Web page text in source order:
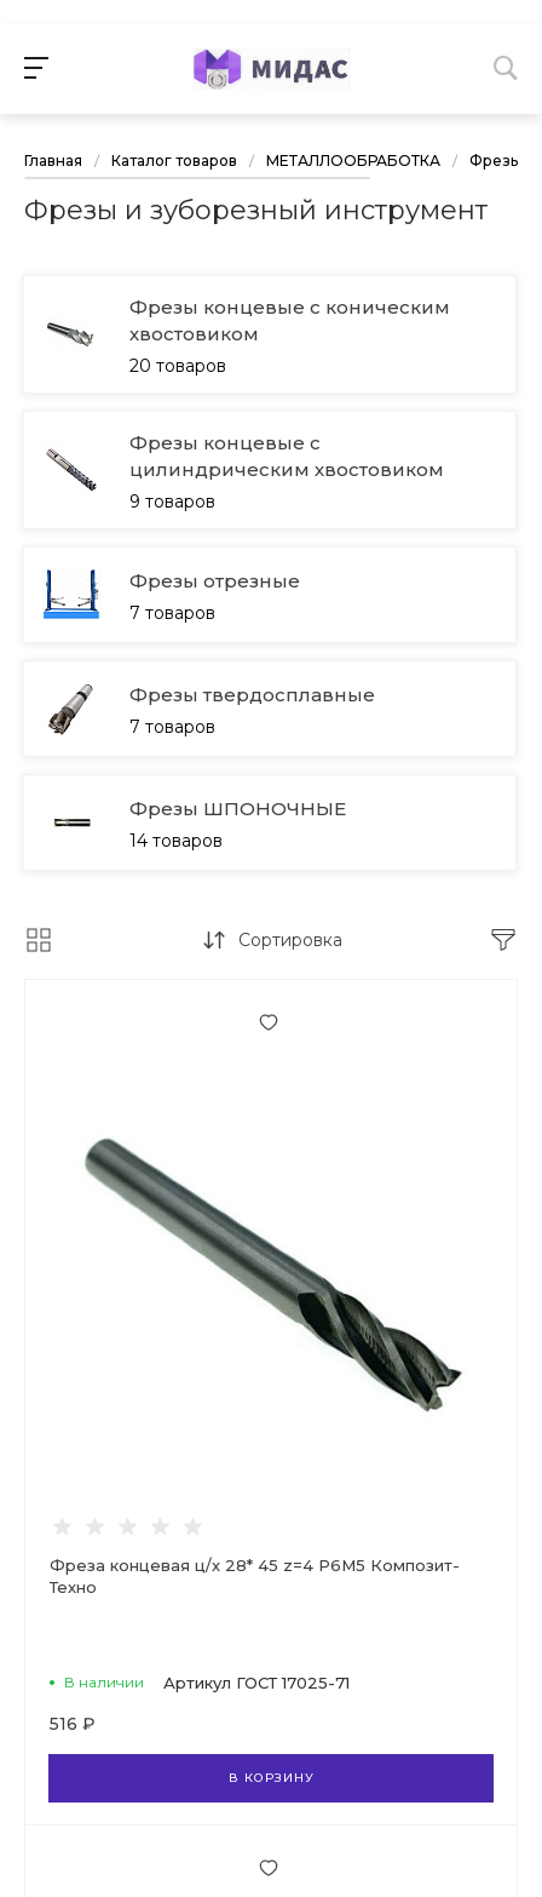
Главная / Каталог товаров / МЕТАЛЛООБРАБОТКА / Фрезы и
Фрезы и зуборезный инструмент
Фрезы концевые с коническим
хвостовиком
20 товаров
Фрезы концевые с
цилиндрическим хвостовиком
9 товаров
Фрезы отрезные
7 товаров
Фрезы твердосплавные
7 товаров
Фрезы ШПОНОЧНЫЕ
14 товаров
Сортировка
Фреза концевая ц/х 28* 45 z=4 Р6М5 Композит-
Техно
В наличии Артикул ГОСТ 17025-71
516 ₽
В КОРЗИНУ